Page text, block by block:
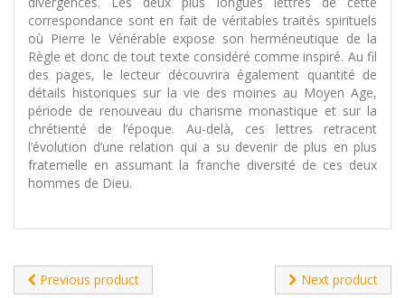
correspondance sont en fait de véritables traités spirituels
où Pierre le Vénérable expose son herméneutique de la
Règle et donc de tout texte considéré comme inspiré. Au fil
des pages, le lecteur découvrira également quantité de
détails historiques sur la vie des moines au Moyen Age,
période de renouveau du charisme monastique et sur la
chrétienté de l’époque. Au-delà, ces lettres retracent
l’évolution d’une relation qui a su devenir de plus en plus
fraternelle en assumant la franche diversité de ces deux
hommes de Dieu.
Previous product Next product